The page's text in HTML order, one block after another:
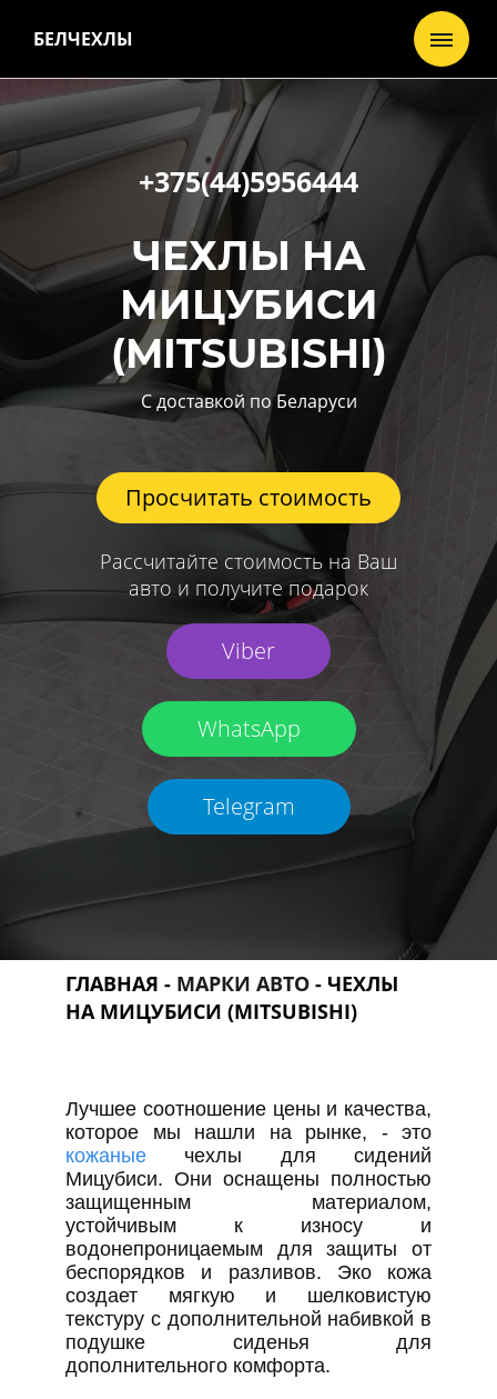
БЕЛЧЕХЛЫ
+375(44)5956444
ЧЕХЛЫ НА
МИЦУБИСИ
(MITSUBISHI)
С доставкой по Беларуси
Просчитать стоимость
Рассчитайте стоимость на Ваш
авто и получите подарок
Viber
WhatsApp
Telegram
ГЛАВНАЯ - МАРКИ АВТО - ЧЕХЛЫ
НА МИЦУБИСИ (MITSUBISHI)
Лучшее соотношение цены и качества,
которое мы нашли на рынке, - это
кожаные чехлы для сидений
Мицубиси. Они оснащены полностью
защищенным материалом,
устойчивым к износу и
водонепроницаемым для защиты от
беспорядков и разливов. Эко кожа
создает мягкую и шелковистую
текстуру с дополнительной набивкой в
подушке сиденья для
дополнительного комфорта.